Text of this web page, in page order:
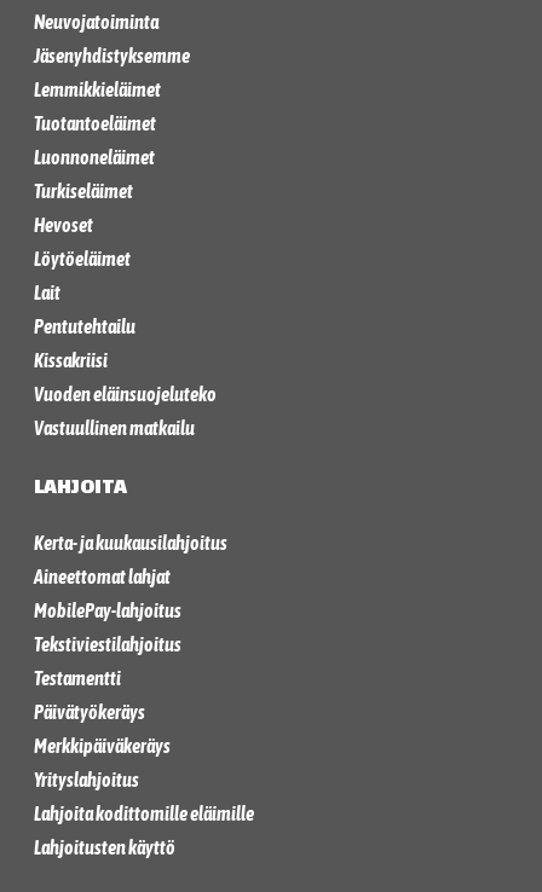
Neuvojatoiminta
Jäsenyhdistyksemme
Lemmikkieläimet
Tuotantoeläimet
Luonnoneläimet
Turkiseläimet
Hevoset
Löytöeläimet
Lait
Pentutehtailu
Kissakriisi
Vuoden eläinsuojeluteko
Vastuullinen matkailu
LAHJOITA
Kerta- ja kuukausilahjoitus
Aineettomat lahjat
MobilePay-lahjoitus
Tekstiviestilahjoitus
Testamentti
Päivätyökeräys
Merkkipäiväkeräys
Yrityslahjoitus
Lahjoita kodittomille eläimille
Lahjoitusten käyttö